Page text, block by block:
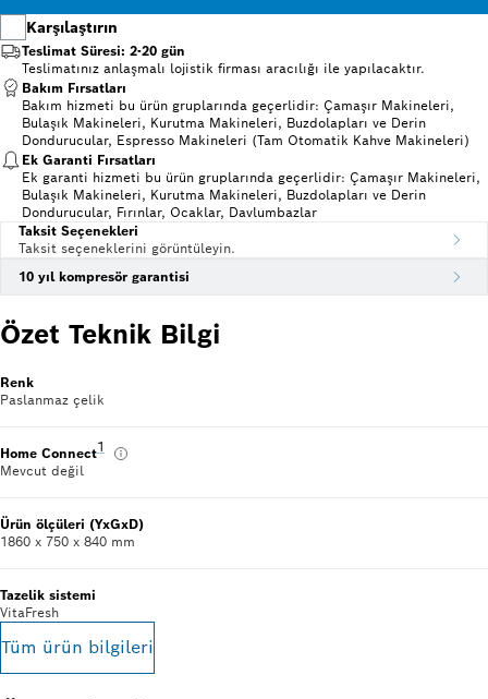
Karşılaştırın
Teslimat Süresi: 2-20 gün
Teslimatınız anlaşmalı lojistik firması aracılığı ile yapılacaktır.
Bakım Fırsatları
Bakım hizmeti bu ürün gruplarında geçerlidir: Çamaşır Makineleri,
Bulaşık Makineleri, Kurutma Makineleri, Buzdolapları ve Derin
Dondurucular, Espresso Makineleri (Tam Otomatik Kahve Makineleri)
Ek Garanti Fırsatları
Ek garanti hizmeti bu ürün gruplarında geçerlidir: Çamaşır Makineleri,
Bulaşık Makineleri, Kurutma Makineleri, Buzdolapları ve Derin
Dondurucular, Fırınlar, Ocaklar, Davlumbazlar
Taksit Seçenekleri
Taksit seçeneklerini görüntüleyin.
10 yıl kompresör garantisi
Özet Teknik Bilgi
Renk
Paslanmaz çelik
Home ConnectDipnot 1: Yarını bugünden yaşamak için akıllı telefon ve
1
Mevcut değil
Ürün ölçüleri (YxGxD)
1860 x 750 x 840 mm
Tazelik sistemi
VitaFresh
Tüm ürün bilgileri